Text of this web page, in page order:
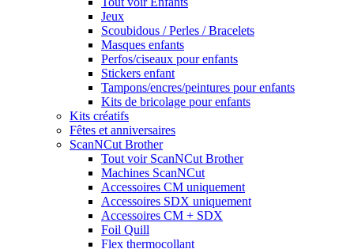
Jeux
Scoubidous / Perles / Bracelets
Masques enfants
Perfos/ciseaux pour enfants
Stickers enfant
Tampons/encres/peintures pour enfants
Kits de bricolage pour enfants
Kits créatifs
Fêtes et anniversaires
ScanNCut Brother
Tout voir ScanNCut Brother
Machines ScanNCut
Accessoires CM uniquement
Accessoires SDX uniquement
Accessoires CM + SDX
Foil Quill
Flex thermocollant